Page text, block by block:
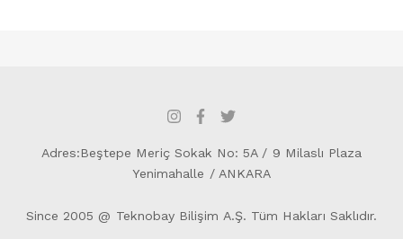
Adres:Beştepe Meriç Sokak No: 5A / 9 Milaslı Plaza
Yenimahalle / ANKARA
Since 2005 @ Teknobay Bilişim A.Ş. Tüm Hakları Saklıdır.